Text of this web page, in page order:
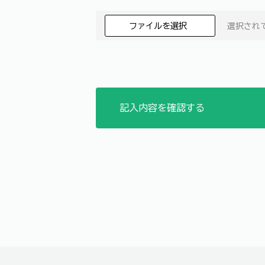
ファイルを選択 選択され